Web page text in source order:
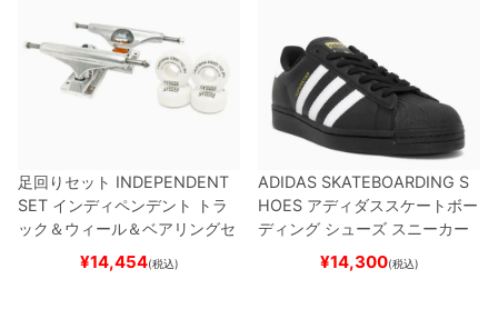
足回りセット INDEPENDENT
SET インディペンデント
トラ
ック＆ウィール＆ベアリングセ
（トリック用）
ード スケボー
¥14,454(税込)
ADIDAS SKATEBOARDING S
HOES アディダススケートボー
ディング シューズ スニーカー
スーパースター SUPERSTAR A
BLACK/WHITE/WHITE
¥14,300(税込)